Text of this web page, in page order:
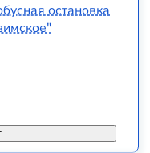
остановка